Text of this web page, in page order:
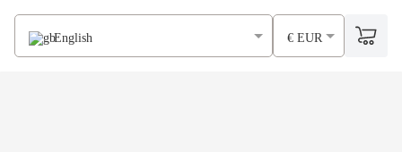
English € EUR